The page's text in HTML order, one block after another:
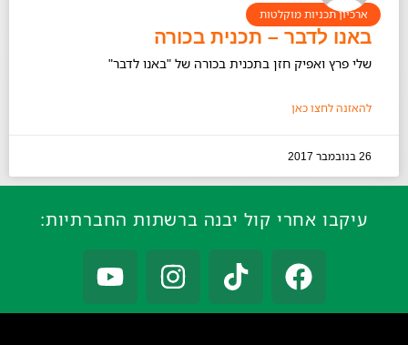
ארכיון תכניות מוקלטות
באנו לדבר – תכנית בכורה
שלי פרץ ואפיק חזן בתכנית בכורה של "באנו לדבר"
להאזנה לחצו כאן
26 בנובמבר 2017
עיקבו אחרי קול יבנה ברשתות החברתיות: